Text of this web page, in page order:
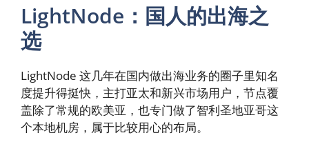
LightNode：国人的出海之
选
LightNode 这几年在国内做出海业务的圈子里知名
度提升得挺快，主打亚太和新兴市场用户，节点覆
盖除了常规的欧美亚，也专门做了智利圣地亚哥这
个本地机房，属于比较用心的布局。